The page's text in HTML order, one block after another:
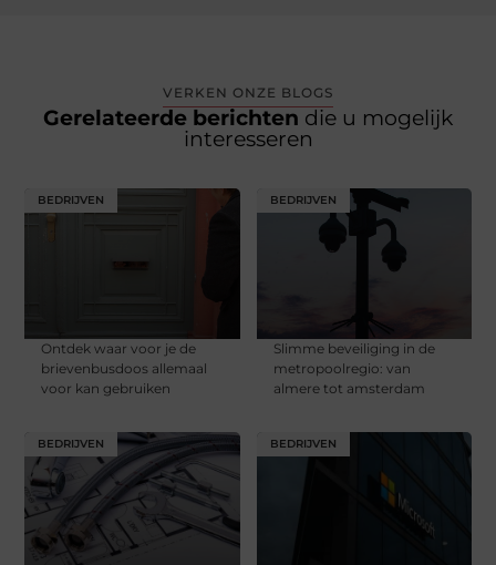
VERKEN ONZE BLOGS
Gerelateerde berichten die u mogelijk
interesseren
BEDRIJVEN
Ontdek waar voor je de
brievenbusdoos allemaal
voor kan gebruiken
BEDRIJVEN
Slimme beveiliging in de
metropoolregio: van
almere tot amsterdam
BEDRIJVEN BEDRIJVEN